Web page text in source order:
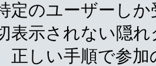
定のユーザーし
表示されない隠
正しい手順で参